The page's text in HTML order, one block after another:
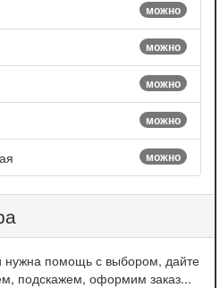
можно
можно
можно
можно
можно
нужна помощь с выбором, дайте
подскажем, оформим заказ...